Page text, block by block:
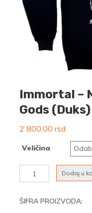
Immortal –
Gods (Duks)
2 800,00 rsd
Veličina
Immortal
-
Chaos
Dodaj u
ŠIFRA PROIZVODA: